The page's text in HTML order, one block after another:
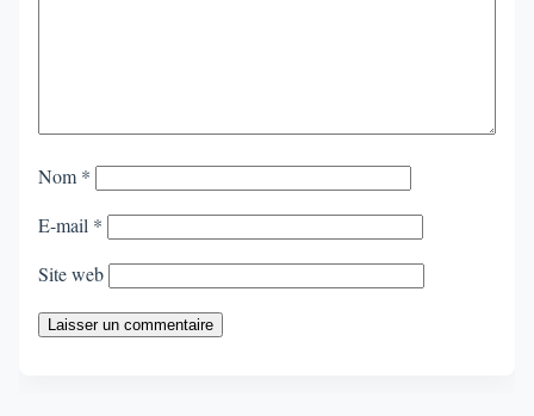
Nom *
E-mail *
Site web
Laisser un commentaire